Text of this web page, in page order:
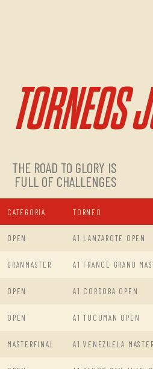
TORNEOS
THE ROAD TO GLORY IS
FULL OF CHALLENGES
CATEGORIA TORNEO
OPEN A1 LANZAROTE OPEN
GRANMASTER A1 FRANCE GRAND
OPEN A1 CORDOBA OPEN
OPEN A1 TUCUMAN OPEN
MASTERFINAL A1 VENEZUELA